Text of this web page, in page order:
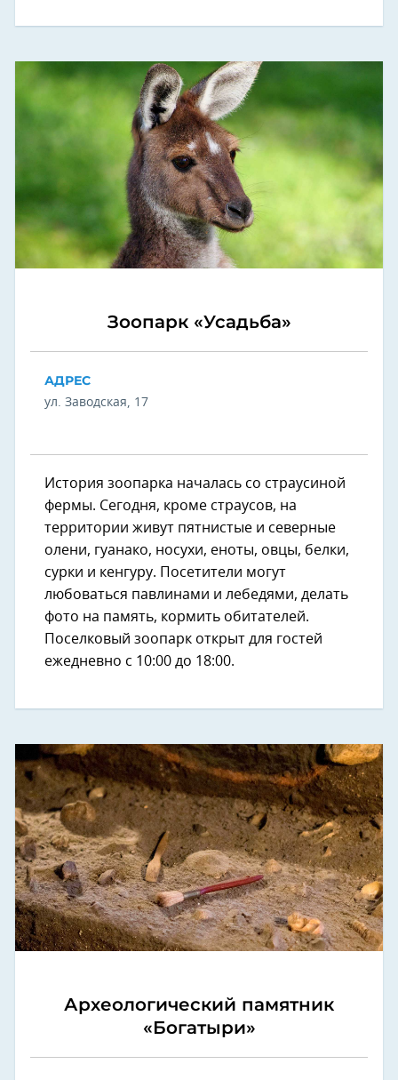
Зоопарк «Усадьба»
АДРЕС
ул. Заводская, 17
История зоопарка началась со страусиной
фермы. Сегодня, кроме страусов, на
территории живут пятнистые и северные
олени, гуанако, носухи, еноты, овцы, белки,
сурки и кенгуру. Посетители могут
любоваться павлинами и лебедями, делать
фото на память, кормить обитателей.
Поселковый зоопарк открыт для гостей
ежедневно с 10:00 до 18:00.
Археологический памятник
«Богатыри»